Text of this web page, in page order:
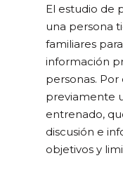
El estudio de
una persona
familiares
información
personas.
previamente
entrenado,
discusión e
objetivos y